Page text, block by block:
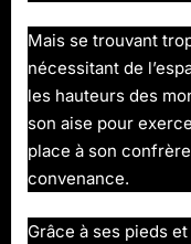
Mais se trouvant
nécessitant de
les hauteurs des
son aise pour
place à son
convenance.
Grâce à ses pieds